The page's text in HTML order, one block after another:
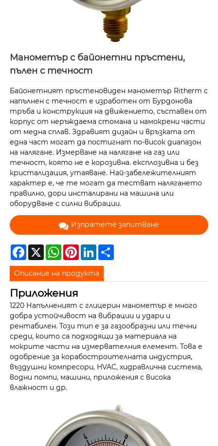
Манометър с байонетни пръстени,
пълен с течност
Байонетният пръстеновиден манометър Ritherm с
напълнен с течност е изработен от Бурдонова
тръба и конструкция на движението, съставен от
корпус от неръждаема стомана и намокрени части
от медна сплав. Здравият дизайн и връзката от
една част могат да постигнат по-висок диапазон
на налягане. Измерване на налягане на газ или
течност, която не е корозивна. експлозивна и без
кристализация, утаяване. Най-забележителният
характер е, че те могат да тестват налягането
правилно, дори инсталирани на машина или
оборудване с силни вибрации.
Изпратете запитване
Facebook
X WhatsAppPinterestLinkedIn
Описание на продукта
Приложения
1220 Напълненият с глицерин манометър е много
добра устойчивост на вибрации и удари и
рентабилен. Този тип е за газообразни или течни
среди, които са подходящи за материала на
мокрите части на измервателния елемент. Това е
одобрение за корабостроителната индустрия,
въздушни компресори, HVAC, хидравлична система,
водни помпи, машини, приложения с висока
влажност и др.